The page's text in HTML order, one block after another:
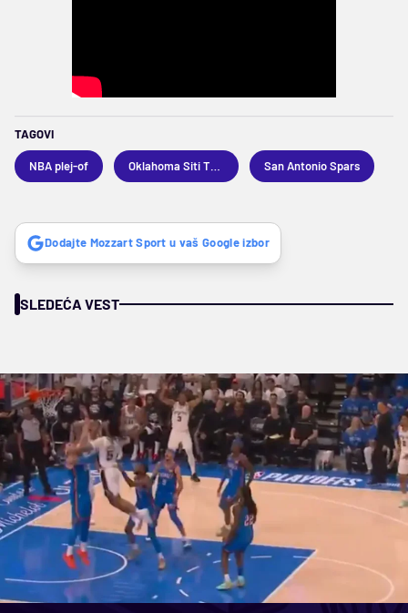
TAGOVI
NBA plej-of San Antonio Spars
Dodajte Mozzart Sport u vaš Google izbor
SLEDEĆA VEST